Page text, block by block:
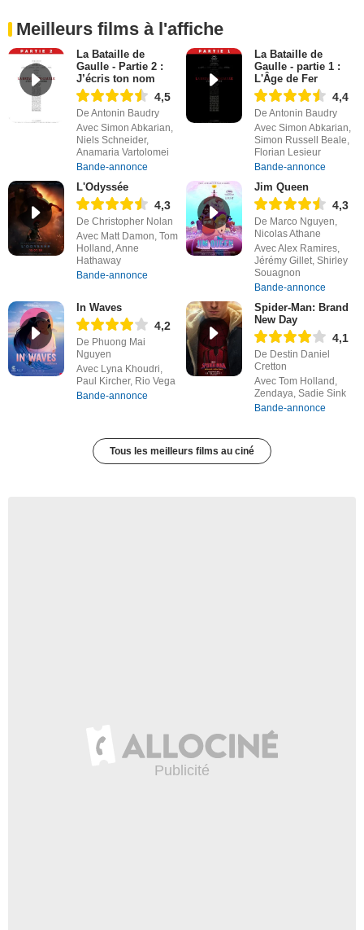
Meilleurs films à l'affiche
La Bataille de
Gaulle - Partie 2 :
J’écris ton nom
4,5
De Antonin Baudry
Avec Simon Abkarian,
Niels Schneider,
Anamaria Vartolomei
Bande-annonce
La Bataille de
Gaulle - partie 1 :
L'Âge de Fer
4,4
De Antonin Baudry
Avec Simon Abkarian,
Simon Russell Beale,
Florian Lesieur
Bande-annonce
L'Odyssée
4,3
De Christopher Nolan
Avec Matt Damon, Tom
Holland, Anne
Hathaway
Bande-annonce
Jim Queen
4,3
De Marco Nguyen,
Nicolas Athane
Avec Alex Ramires,
Jérémy Gillet, Shirley
Souagnon
Bande-annonce
In Waves
4,2
De Phuong Mai
Nguyen
Avec Lyna Khoudri,
Paul Kircher, Rio Vega
Bande-annonce
Spider-Man: Brand
New Day
4,1
De Destin Daniel
Cretton
Avec Tom Holland,
Zendaya, Sadie Sink
Bande-annonce
Tous les meilleurs films au ciné